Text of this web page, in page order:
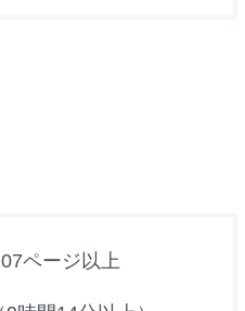
ページ以上